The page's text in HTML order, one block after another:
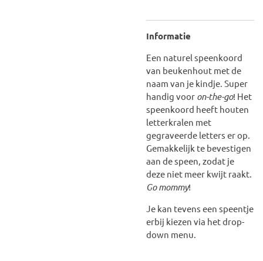
Informatie
Een naturel speenkoord
van beukenhout met de
naam van je kindje. Super
handig voor on-the-go! Het
speenkoord heeft houten
letterkralen met
gegraveerde letters er op.
Gemakkelijk te bevestigen
aan de speen, zodat je
deze niet meer kwijt raakt.
Go mommy!
Je kan tevens een speentje
erbij kiezen via het drop-
down menu.